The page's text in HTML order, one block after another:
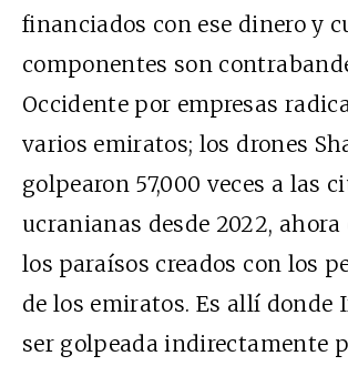
financiados con ese dinero y
componentes son
Occidente por empresas
varios emiratos; los drones
golpearon 57,000 veces a las
ucranianas desde 2022, ahora
los paraísos creados con los
de los emiratos. Es allí donde
ser golpeada indirectamente